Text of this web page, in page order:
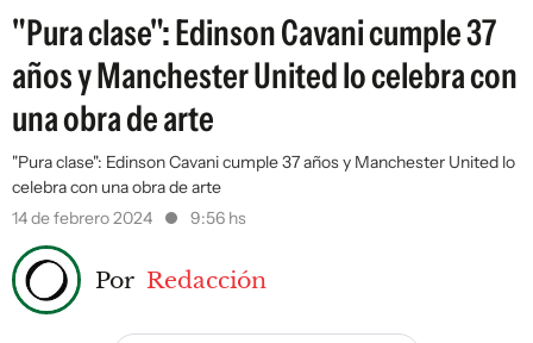
"Pura clase": Edinson Cavani cumple 37
años y Manchester United lo celebra con
una obra de arte
"Pura clase": Edinson Cavani cumple 37 años y Manchester United lo
celebra con una obra de arte
14 de febrero 2024
9:56 hs
Por Redacción